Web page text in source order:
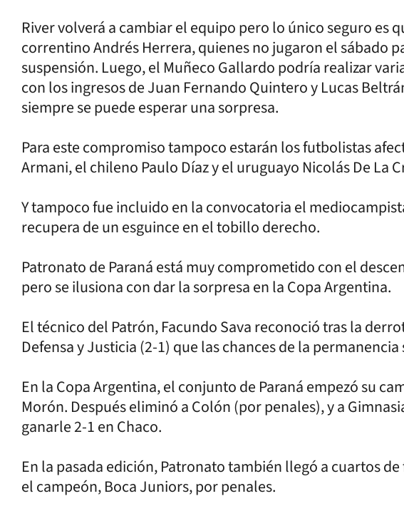
River volverá a cambiar el equipo pero lo único seguro es
correntino Andrés Herrera, quienes no jugaron el sábado
suspensión. Luego, el Muñeco Gallardo podría realizar
con los ingresos de Juan Fernando Quintero y Lucas
siempre se puede esperar una sorpresa.
Para este compromiso tampoco estarán los futbolistas
Armani, el chileno Paulo Díaz y el uruguayo Nicolás De La
Y tampoco fue incluido en la convocatoria el
recupera de un esguince en el tobillo derecho.
Patronato de Paraná está muy comprometido con el
pero se ilusiona con dar la sorpresa en la Copa Argentina.
El técnico del Patrón, Facundo Sava reconoció tras la
Defensa y Justicia (2-1) que las chances de la permanencia
En la Copa Argentina, el conjunto de Paraná empezó su
Morón. Después eliminó a Colón (por penales), y a
ganarle 2-1 en Chaco.
En la pasada edición, Patronato también llegó a cuartos
el campeón, Boca Juniors, por penales.